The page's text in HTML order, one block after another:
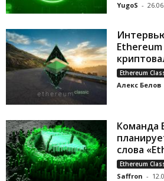
YugoS -
Ethereum
Алекс Белов
Команда
слова
Ethereum
Saffron -